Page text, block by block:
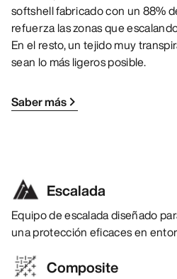
softshell fabricado con un 88%
refuerza las zonas que
En el resto, un tejido muy
sean lo más ligeros posible.
Saber más
Escalada
Equipo de escalada diseñado
una protección eficaces en
Composite